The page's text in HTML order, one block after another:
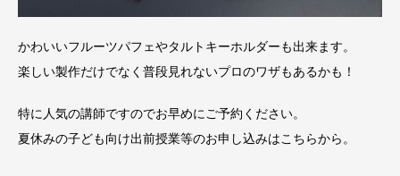
かわいいフルーツパフェやタルトキーホルダーも出来ます。
楽しい製作だけでなく普段見れないプロのワザもあるかも！
特に人気の講師ですのでお早めにご予約ください。
夏休みの子ども向け出前授業等のお申し込みはこちらから。